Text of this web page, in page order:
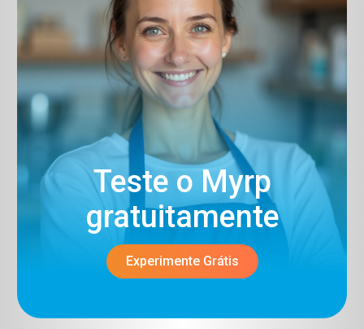
Teste o Myrp
gratuitamente​
Experimente Grátis